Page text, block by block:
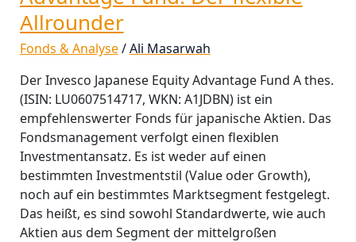
Allrounder
Fonds & Analyse/Ali Masarwah
Der Invesco Japanese Equity Advantage Fund A thes.
(ISIN: LU0607514717, WKN: A1JDBN) ist ein
empfehlenswerter Fonds für japanische Aktien. Das
Fondsmanagement verfolgt einen flexiblen
Investmentansatz. Es ist weder auf einen
bestimmten Investmentstil (Value oder Growth),
noch auf ein bestimmtes Marktsegment festgelegt.
Das heißt, es sind sowohl Standardwerte, wie auch
Aktien aus dem Segment der mittelgroßen